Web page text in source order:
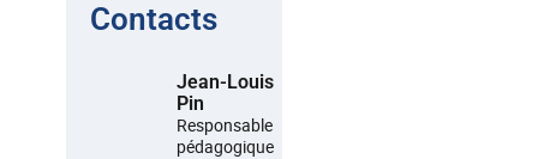
Contacts
Jean-Louis
Pin
Responsable
pédagogique